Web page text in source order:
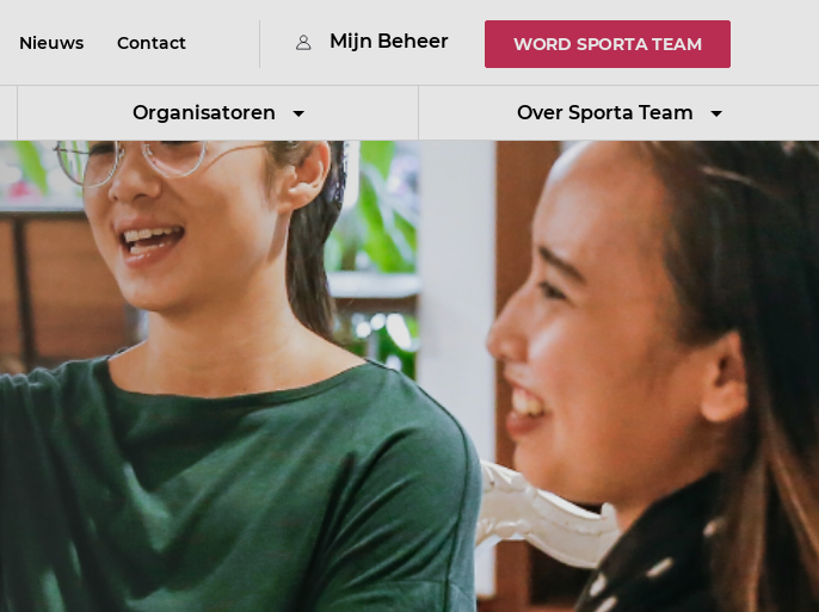
Nieuws Contact Mijn Beheer WORD SPORTA TEAM
Organisatoren Over Sporta Team